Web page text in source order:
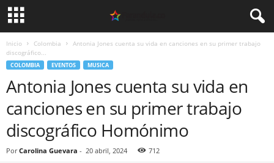
Inicio Colombia
Antonia Jones cuenta su vida en canciones en su primer trabajo
discográfico...
COLOMBIA EVENTOS MUSICA
Antonia Jones cuenta su vida en
canciones en su primer trabajo
discográfico Homónimo
Por Carolina Guevara - 20 abril, 2024 712